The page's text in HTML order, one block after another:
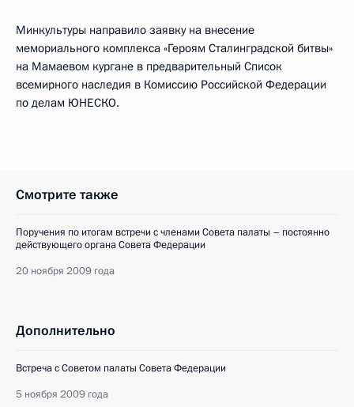
Минкультуры направило заявку на внесение
мемориального комплекса «Героям Сталинградской битвы»
на Мамаевом кургане в предварительный Список
всемирного наследия в Комиссию Российской Федерации
по делам ЮНЕСКО.
Смотрите также
Поручения по итогам встречи с членами Совета палаты – постоянно
действующего органа Совета Федерации
20 ноября 2009 года
Дополнительно
Встреча с Советом палаты Совета Федерации
5 ноября 2009 года